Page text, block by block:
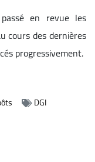
en revue les
cours des dernières
progressivement.
DGI